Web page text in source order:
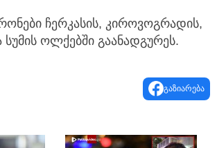
ჩერკასის, კიროვოგრადის,
ოლქებში გაანადგურეს.
გაზიარება